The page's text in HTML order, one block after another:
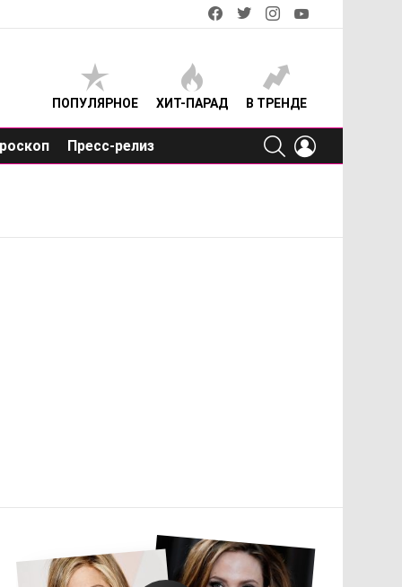
facebooktwitterinstagram
ПОПУЛЯРНОЕ ХИТ-ПАРАД В ТРЕНДЕ
Пресс-релиз
SEARCH